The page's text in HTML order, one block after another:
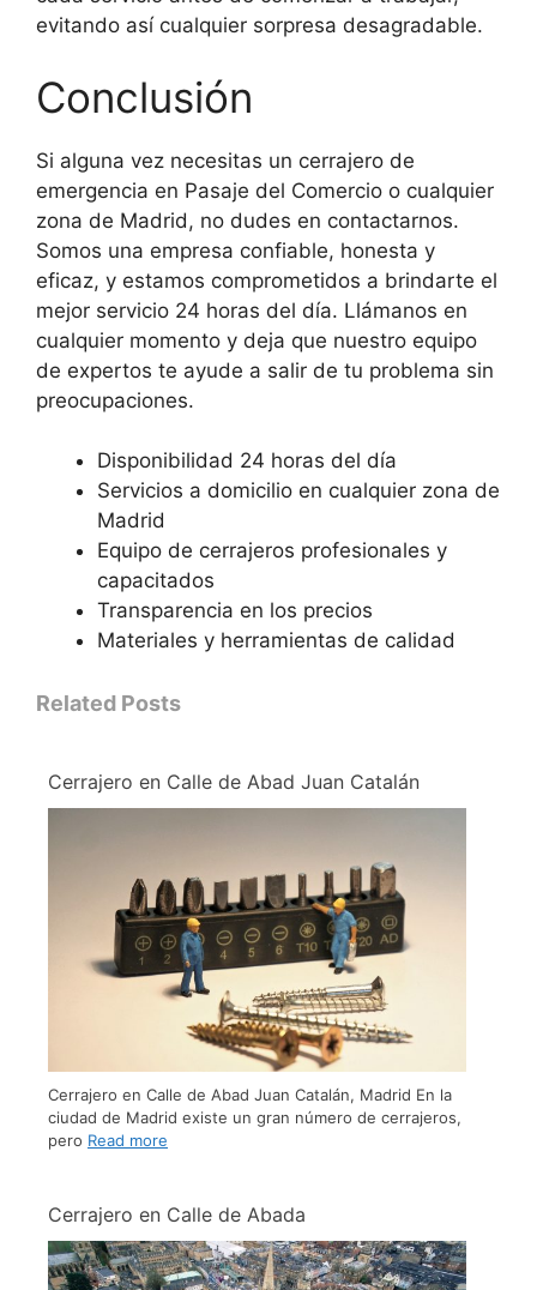
evitando así cualquier sorpresa desagradable.
Conclusión
Si alguna vez necesitas un cerrajero de
emergencia en Pasaje del Comercio o cualquier
zona de Madrid, no dudes en contactarnos.
Somos una empresa confiable, honesta y
eficaz, y estamos comprometidos a brindarte el
mejor servicio 24 horas del día. Llámanos en
cualquier momento y deja que nuestro equipo
de expertos te ayude a salir de tu problema sin
preocupaciones.
Disponibilidad 24 horas del día
Servicios a domicilio en cualquier zona de
Madrid
Equipo de cerrajeros profesionales y
capacitados
Transparencia en los precios
Materiales y herramientas de calidad
Related Posts
Cerrajero en Calle de Abad Juan Catalán
Cerrajero en Calle de Abad Juan Catalán, Madrid En la
ciudad de Madrid existe un gran número de cerrajeros,
pero Read more
Cerrajero en Calle de Abada